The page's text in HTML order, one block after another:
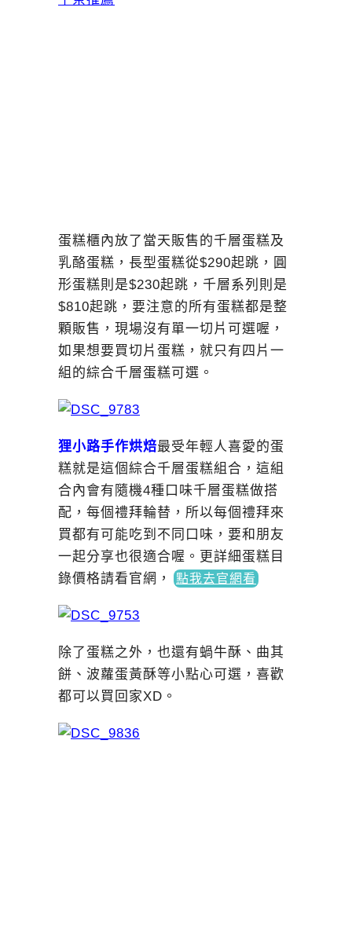
蛋糕櫃內放了當天販售的千層蛋糕及
乳酪蛋糕，長型蛋糕從$290起跳，圓
形蛋糕則是$230起跳，千層系列則是
$810起跳，要注意的所有蛋糕都是整
顆販售，現場沒有單一切片可選喔，
如果想要買切片蛋糕，就只有四片一
組的綜合千層蛋糕可選。
狸小路手作烘焙最受年輕人喜愛的蛋
糕就是這個綜合千層蛋糕組合，這組
合內會有隨機4種口味千層蛋糕做搭
配，每個禮拜輪替，所以每個禮拜來
買都有可能吃到不同口味，要和朋友
一起分享也很適合喔。更詳細蛋糕目
錄價格請看官網 ， 點我去官網看
除了蛋糕之外，也還有蝸牛酥、曲其
餅、波蘿蛋黃酥等小點心可選，喜歡
都可以買回家XD。